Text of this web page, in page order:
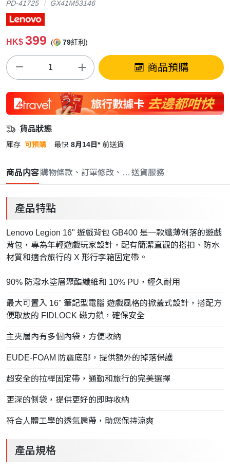
PD-41725 GX41M53146
HK$ 399 ( 79紅利)
商品預購
貨品狀態
庫存 可預購 最快 8月14日* 前送貨
商品内容購物條款、訂單修改、取消與退款政策
送貨服務
產品特點
Lenovo Legion 16" 遊戲背包 GB400 是一款纖薄俐落的遊戲
背包，專為年輕遊戲玩家設計，配有簡潔直觀的搭扣、防水
材質和適合旅行的 X 形行李箱固定帶。
90% 防潑水塗層聚酯纖維和 10% PU，經久耐用
最大可置入 16" 筆記型電腦 遊戲風格的掀蓋式設計，搭配方
便取放的 FIDLOCK 磁力鎖，確保安全
主夾層內有多個內袋，方便收納
EUDE-FOAM 防震底部，提供額外的掉落保護
超安全的拉桿固定帶，通勤和旅行的完美選擇
更深的側袋，提供更好的即時收納
符合人體工學的透氣肩帶，助您保持涼爽
產品規格